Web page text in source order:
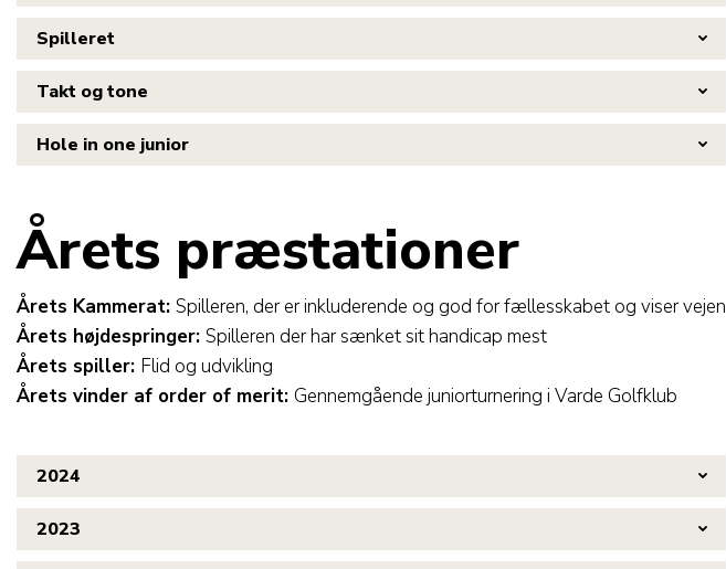
Spilleret
Takt og tone
Hole in one junior
Årets præstationer
Årets Kammerat: Spilleren, der er inkluderende og god for fællesskabet og viser vejen
Årets højdespringer: Spilleren der har sænket sit handicap mest
Årets spiller: Flid og udvikling
Årets vinder af order of merit: Gennemgående juniorturnering i Varde Golfklub
2024
2023